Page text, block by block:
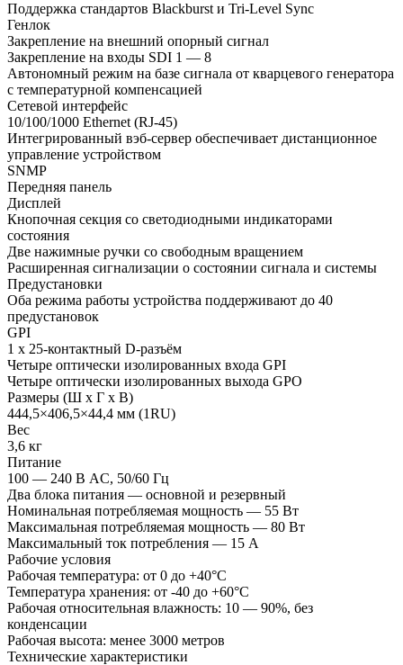
Поддержка стандартов Blackburst и Tri-Level Sync
Генлок
Закрепление на внешний опорный сигнал
Закрепление на входы SDI 1 — 8
Автономный режим на базе сигнала от кварцевого генератора
с температурной компенсацией
Сетевой интерфейс
10/100/1000 Ethernet (RJ-45)
Интегрированный вэб-сервер обеспечивает дистанционное
управление устройством
SNMP
Передняя панель
Дисплей
Кнопочная секция со светодиодными индикаторами
состояния
Две нажимные ручки со свободным вращением
Расширенная сигнализации о состоянии сигнала и системы
Предустановки
Оба режима работы устройства поддерживают до 40
предустановок
GPI
1 x 25-контактный D-разъём
Четыре оптически изолированных входа GPI
Четыре оптически изолированных выхода GPO
Размеры (Ш x Г x В)
444,5×406,5×44,4 мм (1RU)
Вес
3,6 кг
Питание
100 — 240 В AC, 50/60 Гц
Два блока питания — основной и резервный
Номинальная потребляемая мощность — 55 Вт
Максимальная потребляемая мощность — 80 Вт
Максимальный ток потребления — 15 А
Рабочие условия
Рабочая температура: от 0 до +40°C
Температура хранения: от -40 до +60°C
Рабочая относительная влажность: 10 — 90%, без
конденсации
Рабочая высота: менее 3000 метров
Технические характеристики